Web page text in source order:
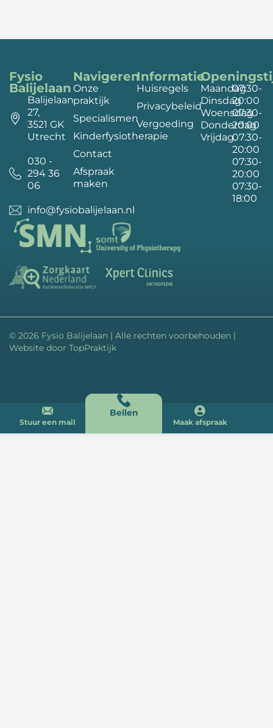
Fysio
Balijelaan
Balijelaan
27,
3521 GK
Utrecht
030 -
294 36
06
info@fysiobalijelaan.nl
Navigeren
Onze
praktijk
Specialismen
Kinderfysiotherapie
Contact
Afspraak
maken
Informatie
Huisregels
Privacybeleid
Vergoeding
Maandag
Dinsdag
Woensdag
Donderdag
Vrijdag
07:30-
20:00
07:30-
20:00
07:30-
20:00
07:30-
20:00
07:30-
18:00
© 2026 Fysio Balijelaan | Alle rechten voorbehouden |
Website door TopPraktijk
Stuur een mail
Bellen
Maak afspraak